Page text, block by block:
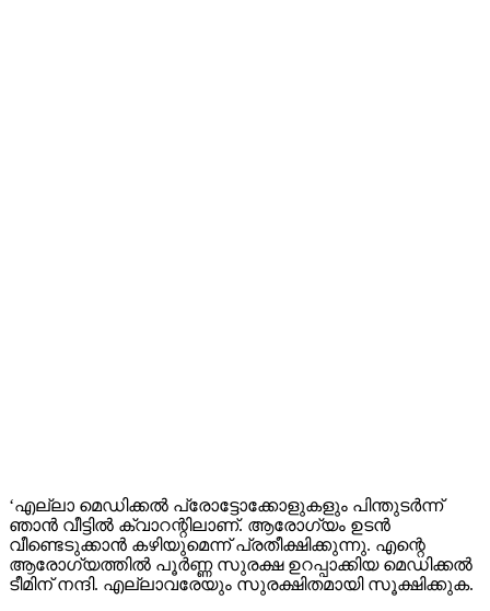
‘എല്ലാ മെഡിക്കൽ പ്രോട്ടോക്കോളുകളും പിന്തുടർന്ന്
ഞാൻ വീട്ടിൽ ക്വാറന്റിലാണ്. ആരോഗ്യം ഉടൻ
വീണ്ടെടുക്കാൻ കഴിയുമെന്ന് പ്രതീക്ഷിക്കുന്നു. എന്റെ
ആരോഗ്യത്തിൽ പൂർണ്ണ സുരക്ഷ ഉറപ്പാക്കിയ മെഡിക്കൽ
ടീമിന് നന്ദി. എല്ലാവരേയും സുരക്ഷിതമായി സൂക്ഷിക്കുക.